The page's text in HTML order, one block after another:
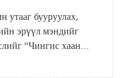
утааг бууруулах,
эрүүл мэндийг
“Чингис хаан